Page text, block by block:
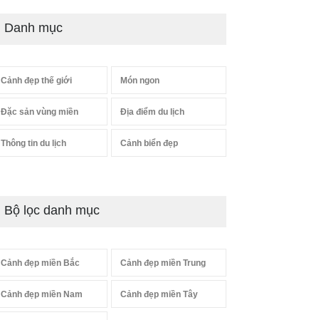
Danh mục
Cảnh đẹp thế giới Món ngon
Đặc sản vùng miền Địa điểm du lịch
Thông tin du lịch Cảnh biển đẹp
Bộ lọc danh mục
Cảnh đẹp miền Bắc Cảnh đẹp miền Trung
Cảnh đẹp miền Nam Cảnh đẹp miền Tây